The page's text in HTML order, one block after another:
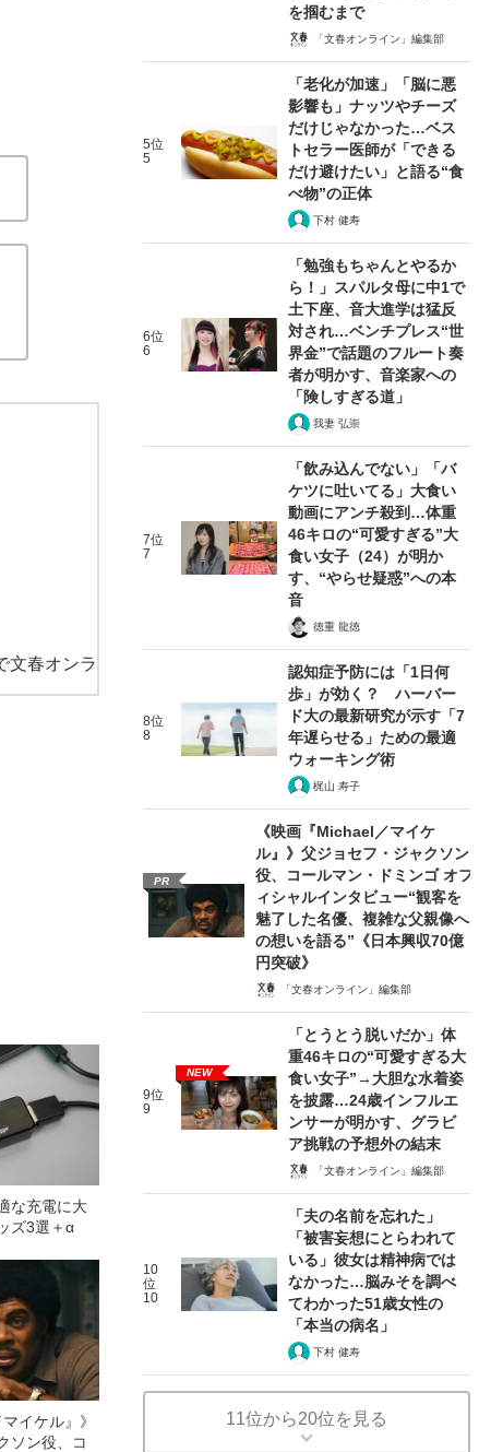
文春オンラ
な充電に大
ズ3選＋α
イケル』》
ソン役、コ
を掴むまで
「文春オンライン」編集部
5位
5
「老化が加速」「脳に悪
影響も」ナッツやチーズ
だけじゃなかった…ベス
トセラー医師が「できる
だけ避けたい」と語る“食
べ物”の正体
下村 健寿
6位
6
「勉強もちゃんとやるか
ら！」スパルタ母に中1で
土下座、音大進学は猛反
対され…ベンチプレス“世
界金”で話題のフルート奏
者が明かす、音楽家への
「険しすぎる道」
我妻 弘崇
7位
7
「飲み込んでない」「バ
ケツに吐いてる」大食い
動画にアンチ殺到…体重
46キロの“可愛すぎる”大
食い女子（24）が明か
す、“やらせ疑惑”への本
音
徳重 龍徳
8位
8
認知症予防には「1日何
歩」が効く？ ハーバー
ド大の最新研究が示す「7
年遅らせる」ための最適
ウォーキング術
梶山 寿子
PR
《映画『Michael／マイケ
ル』》父ジョセフ・ジャクソン
役、コールマン・ドミンゴ オフ
ィシャルインタビュー“観客を
魅了した名優、複雑な父親像へ
の想いを語る”《日本興収70億
円突破》
「文春オンライン」編集部
9位
9
NEW
「とうとう脱いだか」体
重46キロの“可愛すぎる大
食い女子”→大胆な水着姿
を披露…24歳インフルエ
ンサーが明かす、グラビ
ア挑戦の予想外の結末
「文春オンライン」編集部
10
位
10
「夫の名前を忘れた」
「被害妄想にとらわれて
いる」彼女は精神病では
なかった…脳みそを調べ
てわかった51歳女性の
「本当の病名」
下村 健寿
11位から20位を見る